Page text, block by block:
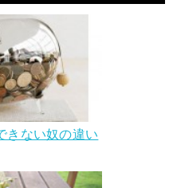
きない奴の違い